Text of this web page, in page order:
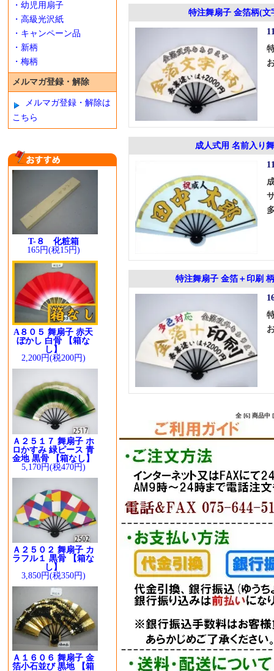
・幼児用扇子
・高級光沢紙
・キャンペーン品
・新柄
・梅柄
メルマガ登録・解除
メルマガ登録・解除は
こちら
T-８ 化粧箱
165円(税15円)
A８０５ 舞扇子 赤天
ぼかし 白骨 【箱な
し】
2,200円(税200円)
Ａ２５１７ 舞扇子 ホ
ロかすみ 緑ピース 青
金地 黒骨 【箱なし】
5,170円(税470円)
Ａ２５０２ 舞扇子 カ
ラフル１ 黒骨 【箱な
し】
3,850円(税350円)
Ａ１６０６ 舞扇子 金
箔小石並び 黒地 【箱
特注舞扇子 金箔柄(
成人式用 名前入
特注舞扇子 金箔＋印刷
全 [6] 商品中